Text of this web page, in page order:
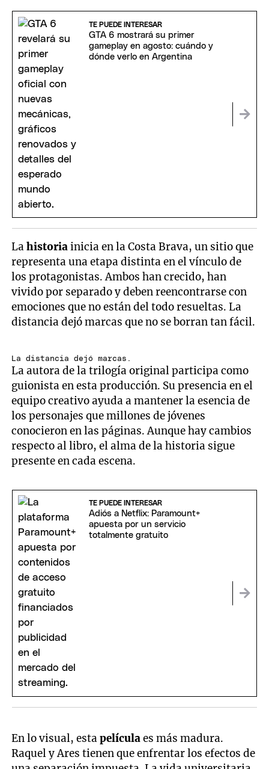
TE PUEDE INTERESAR
GTA 6 mostrará su primer
gameplay en agosto: cuándo y
dónde verlo en Argentina
Lahistoriainicia en la Costa Brava, un sitio que
representa una etapa distinta en el vínculo de
los protagonistas. Ambos han crecido, han
vivido por separado y deben reencontrarse con
emociones que no están del todo resueltas. La
distancia dejó marcas que no se borran tan fácil.
La distancia dejó marcas.
La autora de la trilogía original participa como
guionista en esta producción. Su presencia en el
equipo creativo ayuda a mantener la esencia de
los personajes que millones de jóvenes
conocieron en las páginas. Aunque hay cambios
respecto al libro, el alma de la historia sigue
presente en cada escena.
TE PUEDE INTERESAR
Adiós a Netflix: Paramount+
apuesta por un servicio
totalmente gratuito
En lo visual, estapelículaes más madura.
Raquel y Ares tienen que enfrentar los efectos de